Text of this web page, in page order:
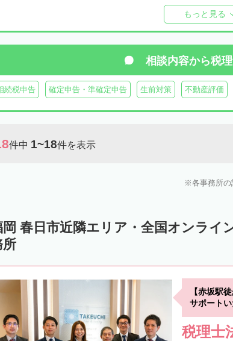
朝倉郡東峰村
川郡添田町 田川郡糸田町 田川郡大任町 田川郡赤村
もっと見る
相談内容から税
続税申告 確定申告・準確定申告 生前対策 不動産評価
件中 1~18件を表示
各事務所
岡 春日市近隣エリア・全国オンライ
所
【赤坂駅
サポート
税理士